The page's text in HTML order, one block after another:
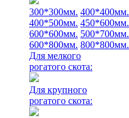
300*300мм. 400*400мм.
400*500мм. 450*600мм.
600*600мм. 500*700мм.
600*800мм. 800*800мм.
Для мелкого
рогатого скота:
Для крупного
рогатого скота: